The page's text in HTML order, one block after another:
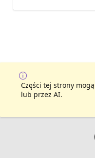
Części tej strony
lub przez AI.